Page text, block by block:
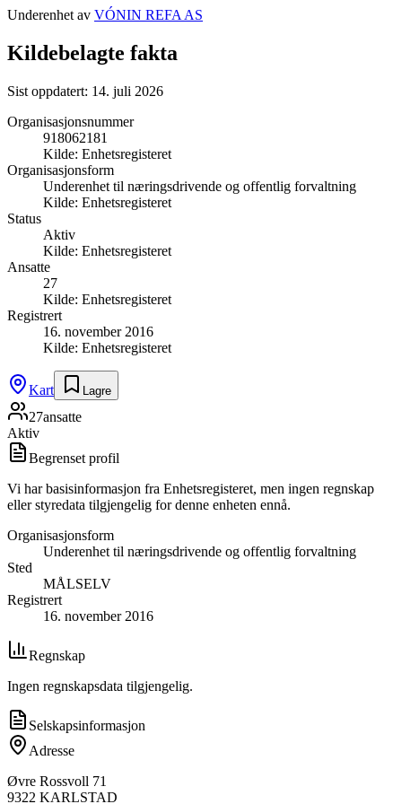
Underenhet av VÓNIN REFA AS
Kildebelagte fakta
Sist oppdatert: 14. juli 2026
Organisasjonsnummer
918062181
Kilde: Enhetsregisteret
Organisasjonsform
Underenhet til næringsdrivende og offentlig forvaltning
Kilde: Enhetsregisteret
Status
Aktiv
Kilde: Enhetsregisteret
Ansatte
27
Kilde: Enhetsregisteret
Registrert
16. november 2016
Kilde: Enhetsregisteret
Kart Lagre
27ansatte
Aktiv
Begrenset profil
Vi har basisinformasjon fra Enhetsregisteret, men ingen regnskap
eller styredata tilgjengelig for denne enheten ennå.
Organisasjonsform
Underenhet til næringsdrivende og offentlig forvaltning
Sted
MÅLSELV
Registrert
16. november 2016
Regnskap
Ingen regnskapsdata tilgjengelig.
Selskapsinformasjon
Adresse
Øvre Rossvoll 71
9322 KARLSTAD